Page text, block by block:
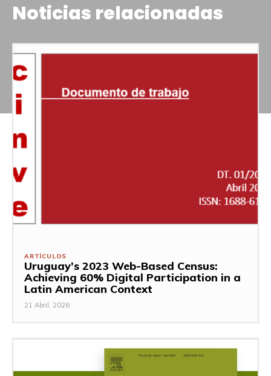
Noticias relacionadas
ARTÍCULOS
Uruguay’s 2023 Web-Based Census:
Achieving 60% Digital Participation in a
Latin American Context
21 Abril, 2026